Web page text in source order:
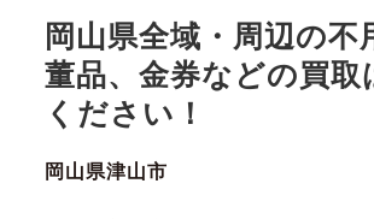
岡山県全域・周辺の不
董品、金券などの買取
ください！
岡山県津山市